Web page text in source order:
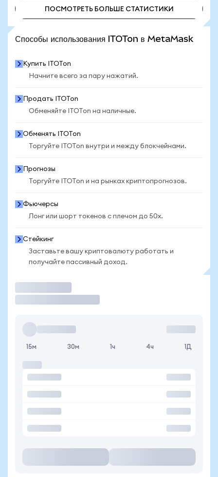
ПОСМОТРЕТЬ БОЛЬШЕ СТАТИСТИКИ
Способы использования ITOTon в MetaMask
Купить ITOTon
Начните всего за пару нажатий.
Продать ITOTon
Обменяйте ITOTon на наличные.
Обменять ITOTon
Торгуйте ITOTon внутри и между блокчейнами.
Прогнозы
Торгуйте ITOTon и на рынках криптопрогнозов.
Фьючерсы
Лонг или шорт токенов с плечом до 50x.
Стейкинг
Заставьте вашу криптовалюту работать и
получайте пассивный доход.
15м 30м 1ч 4ч 1Д